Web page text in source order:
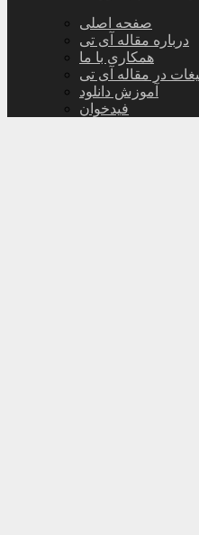
صفحه اصلی
درباره مقاله آی تی
همکاری با ما
در مقاله آی تی
آموزش دانلود
فیدخوان